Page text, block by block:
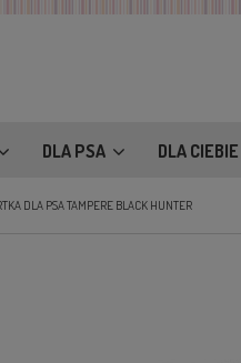
DLA PSA DLA CIEBIE
DLA PSA TAMPERE BLACK HUNTER